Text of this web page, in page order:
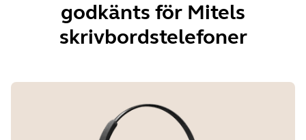
godkänts för Mitels
skrivbordstelefoner